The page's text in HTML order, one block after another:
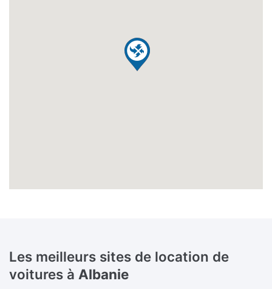
Les meilleurs sites de location de
voitures à Albanie